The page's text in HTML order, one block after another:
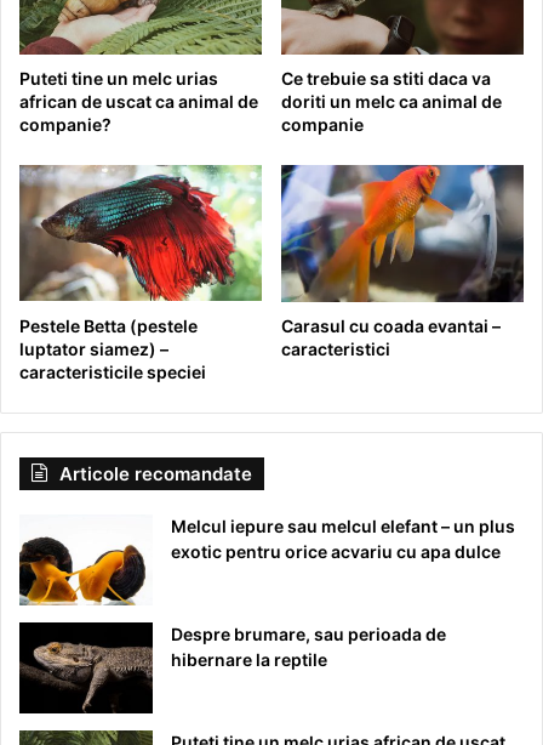
Puteti tine un melc urias
african de uscat ca animal de
companie?
Ce trebuie sa stiti daca va
doriti un melc ca animal de
companie
Pestele Betta (pestele
luptator siamez) –
caracteristicile speciei
Carasul cu coada evantai –
caracteristici
Articole recomandate
Melcul iepure sau melcul elefant – un plus
exotic pentru orice acvariu cu apa dulce
Despre brumare, sau perioada de
hibernare la reptile